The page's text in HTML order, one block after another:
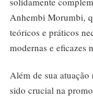
Anhembi Morumbi,
teóricos e práticos
modernas e eficazes
Além de sua
sido crucial na